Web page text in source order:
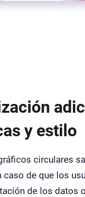
y estilo
circulares
caso de que los
de los datos